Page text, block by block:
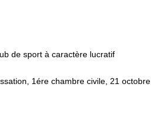
de sport à caractère lucratif
1ére chambre civile, 21 octobre